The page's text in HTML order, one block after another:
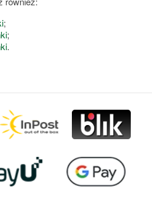
;
;
.